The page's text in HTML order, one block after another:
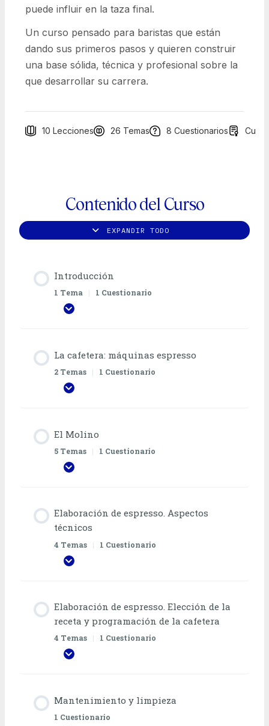
puede influir en la taza final.
Un curso pensado para baristas que están
dando sus primeros pasos y quieren construir
una base sólida, técnica y profesional sobre la
que desarrollar su carrera.
10 Lecciones 26 Temas 8 Cuestionarios
Contenido del Curso
EXPANDIR TODO
Introducción
1 Tema | 1 Cuestionario
La cafetera: máquinas espresso
2 Temas | 1 Cuestionario
MÁQUINAS
ESPRESSO
El Molino
5 Temas | 1 Cuestionario
Elaboración de espresso. Aspectos
técnicos
4 Temas | 1 Cuestionario
ESPRESSO.
ASPECTOS
Elaboración de espresso. Elección de la
receta y programación de la cafetera
4 Temas | 1 Cuestionario
ESPRESSO.
ELECCIÓN
RECETA
CAFETERA
Mantenimiento y limpieza
1 Cuestionario
LIMPIEZA
SOLUCIONES